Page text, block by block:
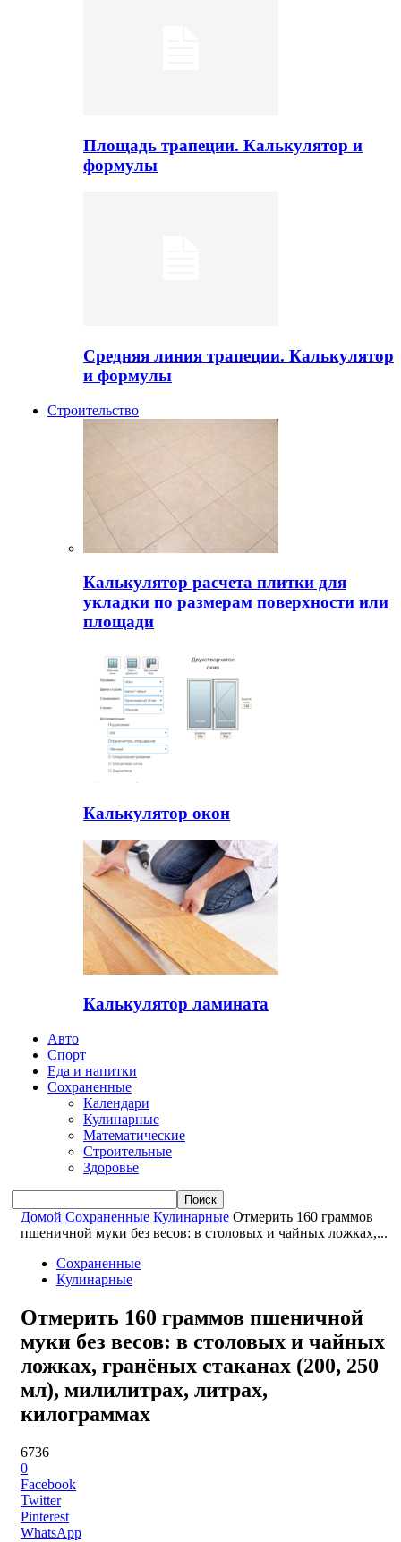
Площадь трапеции. Калькулятор и
формулы
Средняя линия трапеции. Калькулятор
и формулы
Строительство
Калькулятор расчета плитки для
укладки по размерам поверхности или
площади
Калькулятор окон
Калькулятор ламината
Авто
Спорт
Еда и напитки
Сохраненные
Календари
Кулинарные
Математические
Строительные
Здоровье
Домой Сохраненные Кулинарные Отмерить 160 граммов
пшеничной муки без весов: в столовых и чайных ложках,...
Сохраненные
Кулинарные
Отмерить 160 граммов пшеничной
муки без весов: в столовых и чайных
ложках, гранёных стаканах (200, 250
мл), милилитрах, литрах,
килограммах
6736
0
Facebook
Twitter
Pinterest
WhatsApp